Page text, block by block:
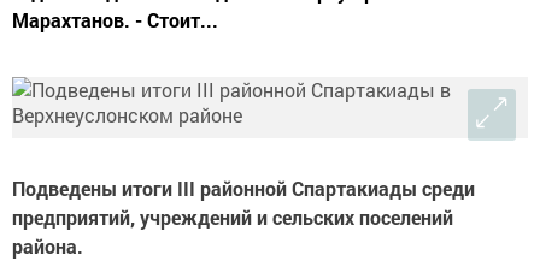
Марахтанов. - Стоит...
Подведены итоги III районной Спартакиады среди
предприятий, учреждений и сельских поселений
района.